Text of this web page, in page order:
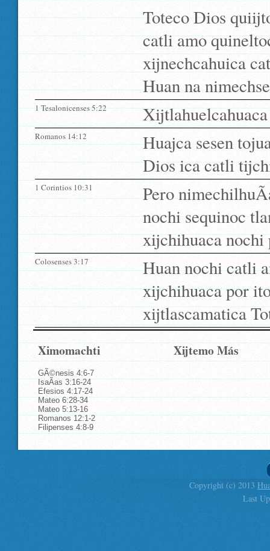
Toteco Dios
catli amo
xijnechcahuica
Huan na
1 Tesalonicenses 5:22
Romanos 14:12
Huajca sesen
Dios ica catli
1 Corintios 10:31
Pero
nochi sequinoc
xijchihuaca
Colosenses 3:17
Huan nochi catli
xijchihuaca por
xijtlascamatica
Ximomachti Xijtemo Más
GÃ©nesis 4:6-7
IsaÃ­as 3:16-24
Efesios 4:17-24
Mateo 6:28-34
Mateo 5:13-16
Romanos 12:1-2
Filipenses 4:8-9
Copyright (c) 2013
Last